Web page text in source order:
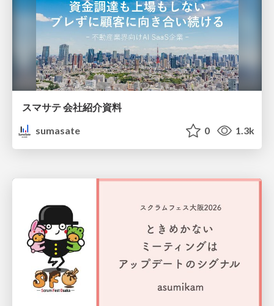
スマサテ 会社紹介資料
sumasate
0 1.3k